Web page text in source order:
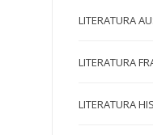
LITERATURA
LITERATURA
LITERATURA